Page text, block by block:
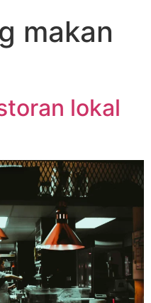
makan
lokal